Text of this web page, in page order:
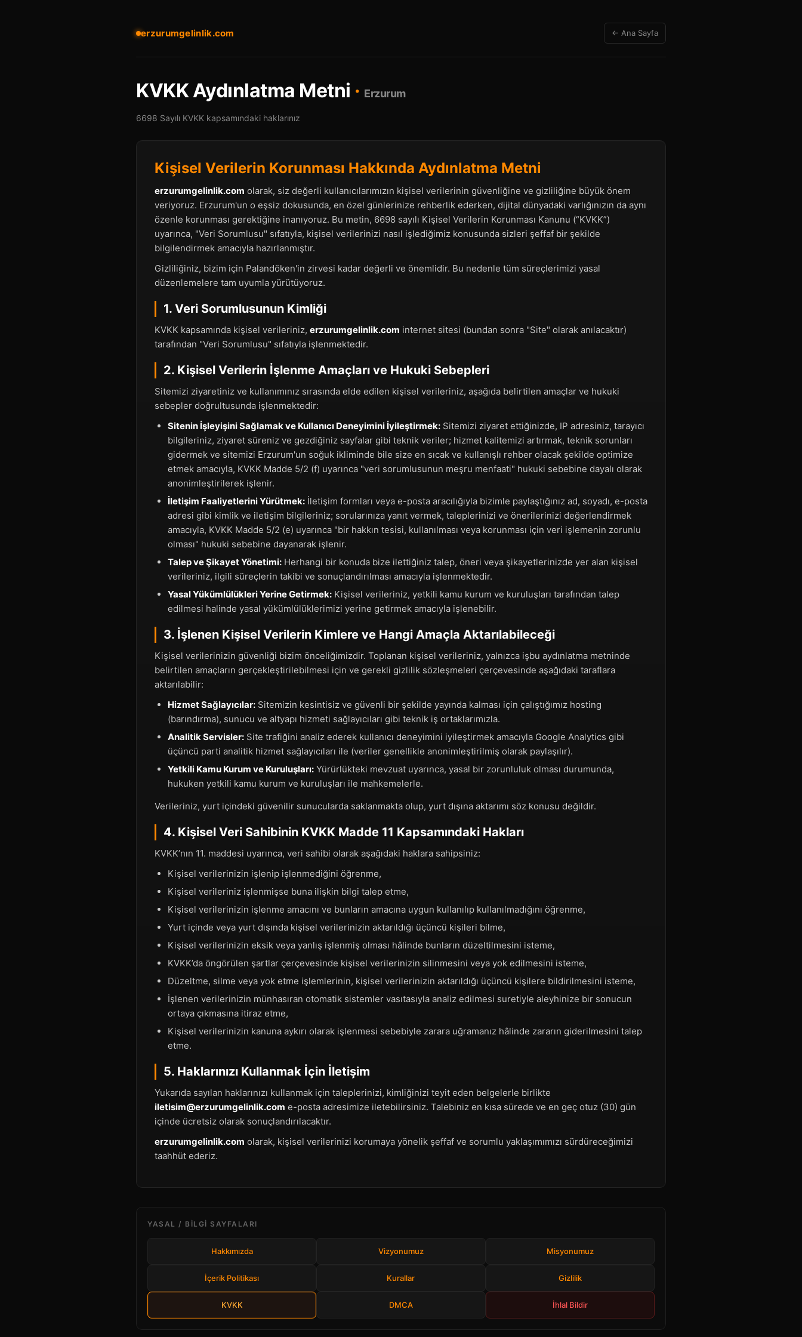
erzurumgelinlik.com ← Ana Sayfa
KVKK Aydınlatma Metni · Erzurum
6698 Sayılı KVKK kapsamındaki haklarınız
Kişisel Verilerin Korunması Hakkında Aydınlatma Metni
erzurumgelinlik.com olarak, siz değerli kullanıcılarımızın kişisel verilerinin güvenliğine ve gizliliğine büyük önem
veriyoruz. Erzurum'un o eşsiz dokusunda, en özel günlerinize rehberlik ederken, dijital dünyadaki varlığınızın da aynı
özenle korunması gerektiğine inanıyoruz. Bu metin, 6698 sayılı Kişisel Verilerin Korunması Kanunu (“KVKK”)
uyarınca, "Veri Sorumlusu" sıfatıyla, kişisel verilerinizi nasıl işlediğimiz konusunda sizleri şeffaf bir şekilde
bilgilendirmek amacıyla hazırlanmıştır.
Gizliliğiniz, bizim için Palandöken'in zirvesi kadar değerli ve önemlidir. Bu nedenle tüm süreçlerimizi yasal
düzenlemelere tam uyumla yürütüyoruz.
1. Veri Sorumlusunun Kimliği
KVKK kapsamında kişisel verileriniz, erzurumgelinlik.com internet sitesi (bundan sonra "Site" olarak anılacaktır)
tarafından "Veri Sorumlusu" sıfatıyla işlenmektedir.
2. Kişisel Verilerin İşlenme Amaçları ve Hukuki Sebepleri
Sitemizi ziyaretiniz ve kullanımınız sırasında elde edilen kişisel verileriniz, aşağıda belirtilen amaçlar ve hukuki
sebepler doğrultusunda işlenmektedir:
Sitenin İşleyişini Sağlamak ve Kullanıcı Deneyimini İyileştirmek: Sitemizi ziyaret ettiğinizde, IP adresiniz, tarayıcı
bilgileriniz, ziyaret süreniz ve gezdiğiniz sayfalar gibi teknik veriler; hizmet kalitemizi artırmak, teknik sorunları
gidermek ve sitemizi Erzurum'un soğuk ikliminde bile size en sıcak ve kullanışlı rehber olacak şekilde optimize
etmek amacıyla, KVKK Madde 5/2 (f) uyarınca "veri sorumlusunun meşru menfaati" hukuki sebebine dayalı olarak
anonimleştirilerek işlenir.
İletişim Faaliyetlerini Yürütmek: İletişim formları veya e-posta aracılığıyla bizimle paylaştığınız ad, soyadı, e-posta
adresi gibi kimlik ve iletişim bilgileriniz; sorularınıza yanıt vermek, taleplerinizi ve önerilerinizi değerlendirmek
amacıyla, KVKK Madde 5/2 (e) uyarınca "bir hakkın tesisi, kullanılması veya korunması için veri işlemenin zorunlu
olması" hukuki sebebine dayanarak işlenir.
Talep ve Şikayet Yönetimi: Herhangi bir konuda bize ilettiğiniz talep, öneri veya şikayetlerinizde yer alan kişisel
verileriniz, ilgili süreçlerin takibi ve sonuçlandırılması amacıyla işlenmektedir.
Yasal Yükümlülükleri Yerine Getirmek: Kişisel verileriniz, yetkili kamu kurum ve kuruluşları tarafından talep
edilmesi halinde yasal yükümlülüklerimizi yerine getirmek amacıyla işlenebilir.
3. İşlenen Kişisel Verilerin Kimlere ve Hangi Amaçla Aktarılabileceği
Kişisel verilerinizin güvenliği bizim önceliğimizdir. Toplanan kişisel verileriniz, yalnızca işbu aydınlatma metninde
belirtilen amaçların gerçekleştirilebilmesi için ve gerekli gizlilik sözleşmeleri çerçevesinde aşağıdaki taraflara
aktarılabilir:
Hizmet Sağlayıcılar: Sitemizin kesintisiz ve güvenli bir şekilde yayında kalması için çalıştığımız hosting
(barındırma), sunucu ve altyapı hizmeti sağlayıcıları gibi teknik iş ortaklarımızla.
Analitik Servisler: Site trafiğini analiz ederek kullanıcı deneyimini iyileştirmek amacıyla Google Analytics gibi
üçüncü parti analitik hizmet sağlayıcıları ile (veriler genellikle anonimleştirilmiş olarak paylaşılır).
Yetkili Kamu Kurum ve Kuruluşları: Yürürlükteki mevzuat uyarınca, yasal bir zorunluluk olması durumunda,
hukuken yetkili kamu kurum ve kuruluşları ile mahkemelerle.
Verileriniz, yurt içindeki güvenilir sunucularda saklanmakta olup, yurt dışına aktarımı söz konusu değildir.
4. Kişisel Veri Sahibinin KVKK Madde 11 Kapsamındaki Hakları
KVKK’nın 11. maddesi uyarınca, veri sahibi olarak aşağıdaki haklara sahipsiniz:
Kişisel verilerinizin işlenip işlenmediğini öğrenme,
Kişisel verileriniz işlenmişse buna ilişkin bilgi talep etme,
Kişisel verilerinizin işlenme amacını ve bunların amacına uygun kullanılıp kullanılmadığını öğrenme,
Yurt içinde veya yurt dışında kişisel verilerinizin aktarıldığı üçüncü kişileri bilme,
Kişisel verilerinizin eksik veya yanlış işlenmiş olması hâlinde bunların düzeltilmesini isteme,
KVKK’da öngörülen şartlar çerçevesinde kişisel verilerinizin silinmesini veya yok edilmesini isteme,
Düzeltme, silme veya yok etme işlemlerinin, kişisel verilerinizin aktarıldığı üçüncü kişilere bildirilmesini isteme,
İşlenen verilerinizin münhasıran otomatik sistemler vasıtasıyla analiz edilmesi suretiyle aleyhinize bir sonucun
ortaya çıkmasına itiraz etme,
Kişisel verilerinizin kanuna aykırı olarak işlenmesi sebebiyle zarara uğramanız hâlinde zararın giderilmesini talep
etme.
5. Haklarınızı Kullanmak İçin İletişim
Yukarıda sayılan haklarınızı kullanmak için taleplerinizi, kimliğinizi teyit eden belgelerle birlikte
iletisim@erzurumgelinlik.com e-posta adresimize iletebilirsiniz. Talebiniz en kısa sürede ve en geç otuz (30) gün
içinde ücretsiz olarak sonuçlandırılacaktır.
erzurumgelinlik.com olarak, kişisel verilerinizi korumaya yönelik şeffaf ve sorumlu yaklaşımımızı sürdüreceğimizi
taahhüt ederiz.
YASAL / BILGI SAYFALARI
Hakkımızda Vizyonumuz Misyonumuz
İçerik Politikası Kurallar Gizlilik
KVKK DMCA İhlal Bildir